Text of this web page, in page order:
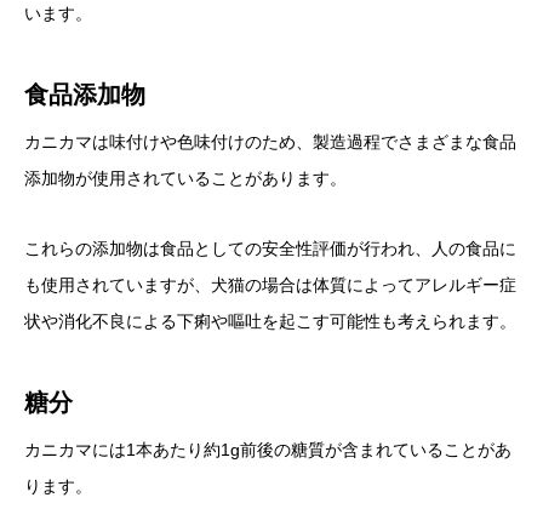
います。
食品添加物
カニカマは味付けや色味付けのため、製造過程でさまざまな食品
添加物が使用されていることがあります。
これらの添加物は食品としての安全性評価が行われ、人の食品に
も使用されていますが、犬猫の場合は体質によってアレルギー症
状や消化不良による下痢や嘔吐を起こす可能性も考えられます。
糖分
カニカマには1本あたり約1g前後の糖質が含まれていることがあ
ります。